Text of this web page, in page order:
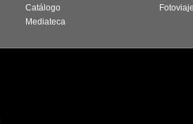
Catálogo
Mediateca